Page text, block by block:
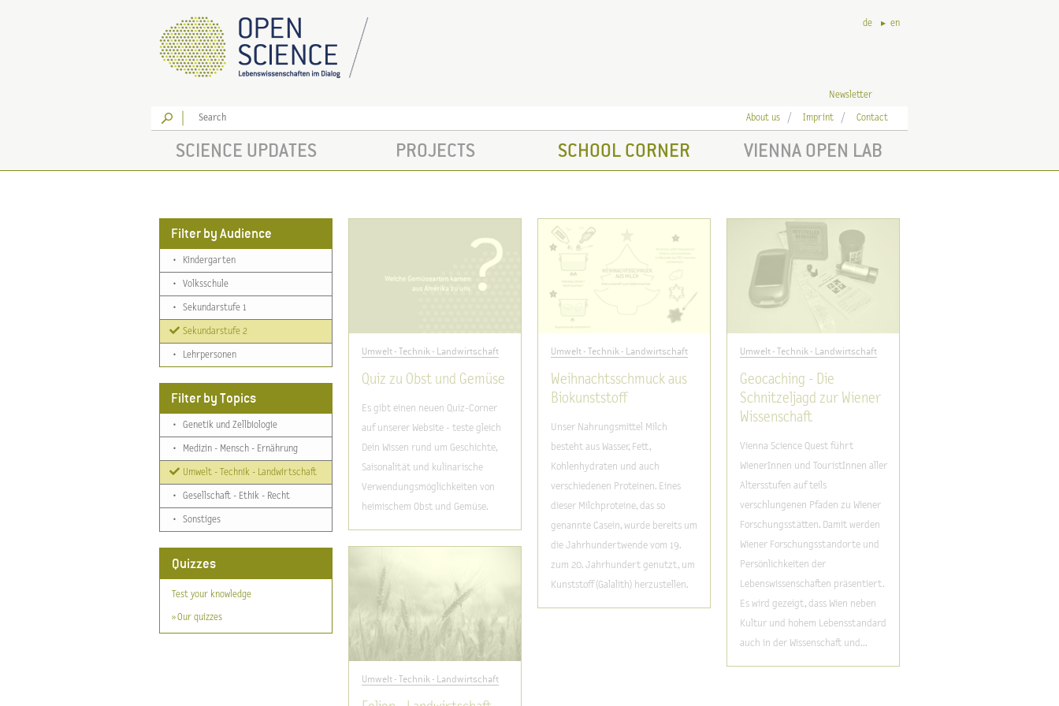
de en
Newsletter
Go
About us Imprint Contact
SCIENCE UPDATES PROJECTS SCHOOL CORNER VIENNA OPEN LAB
Filter by Audience
• Kindergarten
• Volksschule
• Sekundarstufe 1
Sekundarstufe 2
• Lehrpersonen
Filter by Topics
• Genetik und Zellbiologie
• Medizin - Mensch - Ernährung
Umwelt - Technik - Landwirtschaft
• Gesellschaft - Ethik - Recht
• Sonstiges
Quizzes
Test your knowledge
» Our quizzes
Umwelt - Technik - Landwirtschaft
Quiz zu Obst und Gemüse
Es gibt einen neuen Quiz-Corner
auf unserer Website - teste gleich
Dein Wissen rund um Geschichte,
Saisonalität und kulinarische
Verwendungsmöglichkeiten von
heimischem Obst und Gemüse.
Umwelt - Technik - Landwirtschaft
Weihnachtsschmuck aus
Biokunststoff
Unser Nahrungsmittel Milch
besteht aus Wasser, Fett,
Kohlenhydraten und auch
verschiedenen Proteinen. Eines
dieser Milchproteine, das so
genannte Casein, wurde bereits um
die Jahrhundertwende vom 19.
zum 20. Jahrhundert genutzt, um
Kunststoff (Galalith) herzustellen.
Umwelt - Technik - Landwirtschaft
Geocaching - Die
Schnitzeljagd zur Wiener
Wissenschaft
Vienna Science Quest führt
WienerInnen und TouristInnen aller
Altersstufen auf teils
verschlungenen Pfaden zu Wiener
Forschungsstätten. Damit werden
Wiener Forschungsstandorte und
Persönlichkeiten der
Lebenswissenschaften präsentiert.
Es wird gezeigt, dass Wien neben
Kultur und hohem Lebensstandard
auch in der Wissenschaft und...
Umwelt - Technik - Landwirtschaft